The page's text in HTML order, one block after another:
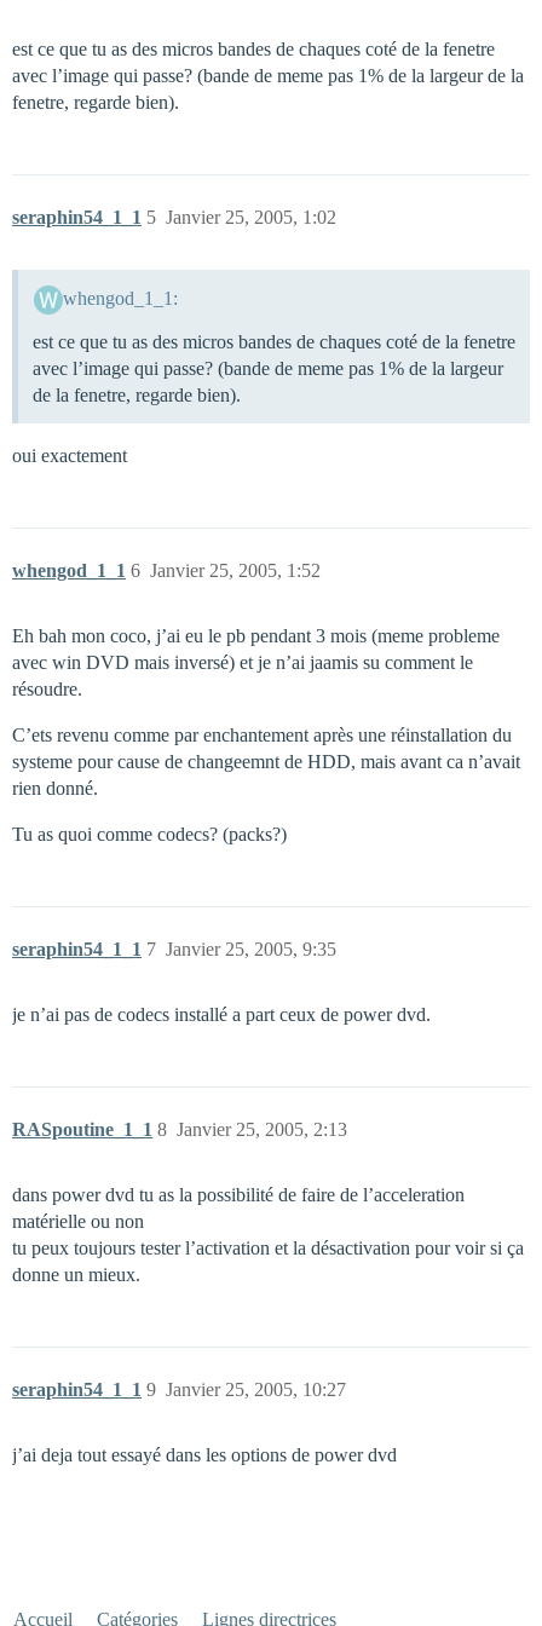
est ce que tu as des micros bandes de chaques coté de la fenetre
avec l’image qui passe? (bande de meme pas 1% de la largeur de la
fenetre, regarde bien).
seraphin54_1_1 Janvier 25, 2005, 1:02
5
whengod_1_1:
est ce que tu as des micros bandes de chaques coté de la fenetre
avec l’image qui passe? (bande de meme pas 1% de la largeur
de la fenetre, regarde bien).
oui exactement
whengod_1_1 Janvier 25, 2005, 1:52
6
Eh bah mon coco, j’ai eu le pb pendant 3 mois (meme probleme
avec win DVD mais inversé) et je n’ai jaamis su comment le
résoudre.
C’ets revenu comme par enchantement après une réinstallation du
systeme pour cause de changeemnt de HDD, mais avant ca n’avait
rien donné.
Tu as quoi comme codecs? (packs?)
seraphin54_1_1 Janvier 25, 2005, 9:35
7
je n’ai pas de codecs installé a part ceux de power dvd.
RASpoutine_1_1 Janvier 25, 2005, 2:13
8
dans power dvd tu as la possibilité de faire de l’acceleration
matérielle ou non
tu peux toujours tester l’activation et la désactivation pour voir si ça
donne un mieux.
seraphin54_1_1 Janvier 25, 2005, 10:27
9
j’ai deja tout essayé dans les options de power dvd
Accueil Catégories Lignes directrices